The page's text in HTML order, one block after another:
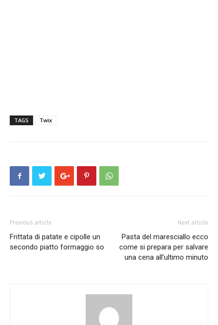
TAGS Twix
Previous article
Frittata di patate e cipolle un
secondo piatto formaggio so
Next article
Pasta del maresciallo ecco
come si prepara per salvare
una cena all’ultimo minuto